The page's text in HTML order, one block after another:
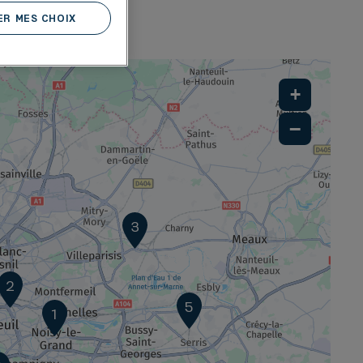
5
3
2
1
+
−
MES CHOIX